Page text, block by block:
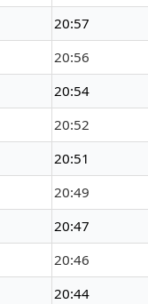
20:57
20:56
20:54
20:52
20:51
20:49
20:47
20:46
20:44